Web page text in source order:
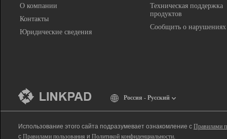
О компании
Контакты
Юридические сведения
Техническая поддержка
продуктов
Сообщить о нарушениях
Россия - Русский
Использование этого сайта подразумевает ознакомление с Правилами
с Правилами пользования и Политикой конфиденциальности.